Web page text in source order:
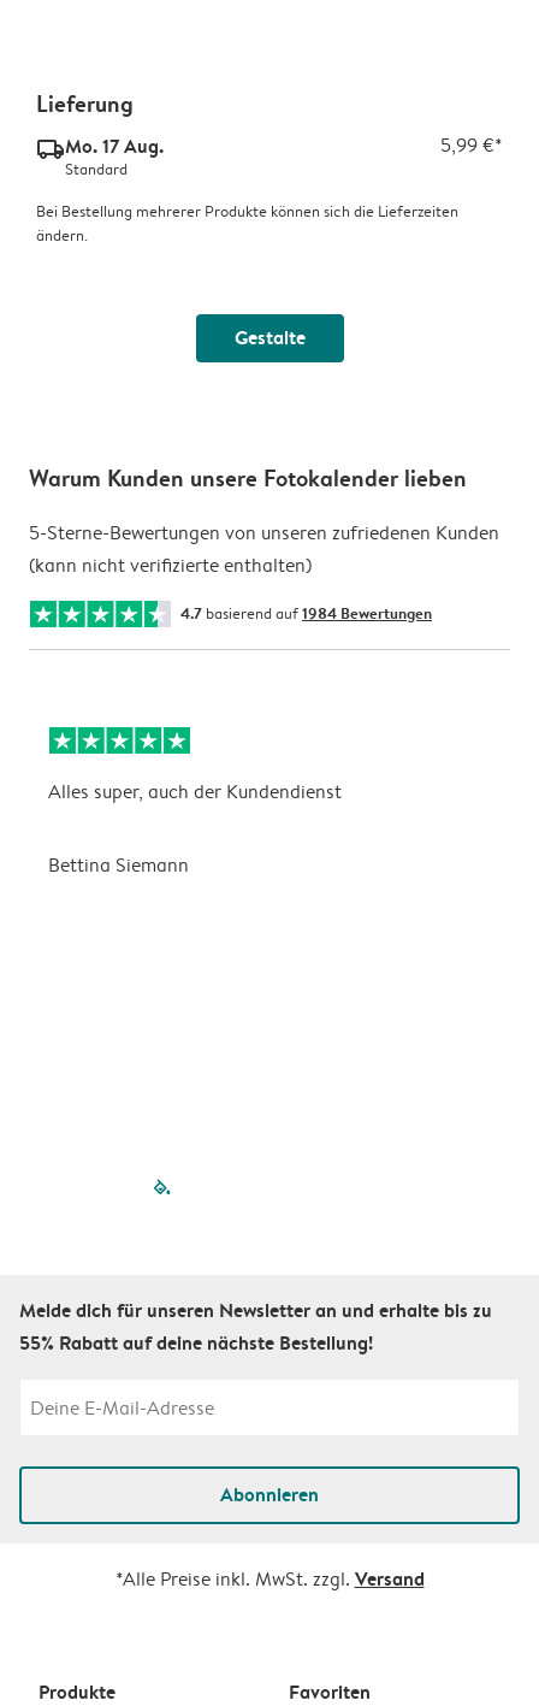
Lieferung
delivery_standard_v2Mo. 17 Aug. 5,99 €*
Standard
Bei Bestellung mehrerer Produkte können sich die Lieferzeiten
ändern.
Gestalte
Warum Kunden unsere Fotokalender lieben
5-Sterne-Bewertungen von unseren zufriedenen Kunden
(kann nicht verifizierte enthalten)
4.7 basierend auf1984 Bewertungen
Alles super, auch der Kundendienst
Bettina Siemann
filled-pagination
Melde dich für unseren Newsletter an und erhalte bis zu
55% Rabatt auf deine nächste Bestellung!
Abonnieren
*Alle Preise inkl. MwSt. zzgl. Versand
Produkte Favoriten